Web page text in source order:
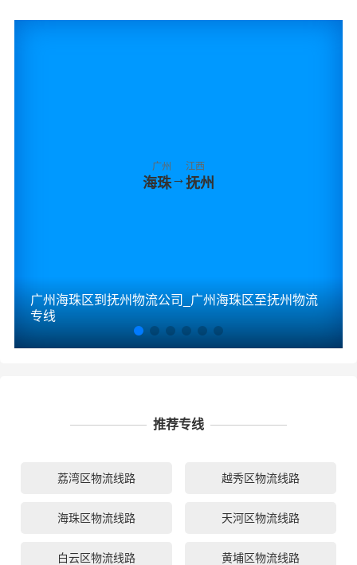
广州
海珠→
江西
抚州
广州海珠区到抚州物流公司_广州海珠区至抚州物流
专线
推荐专线
荔湾区物流线路 越秀区物流线路
海珠区物流线路 天河区物流线路
白云区物流线路 黄埔区物流线路